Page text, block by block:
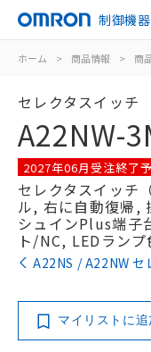
制御機器
ホーム > 商品情報 > 商
セレクタスイッチ
A22NW-
2027年06月受注終了
セレクタスイッチ
ル, 右に自動復帰,
シュインPlus端子
ト/NC, LEDラン
A22NS / A22NW セ
マイリストに追